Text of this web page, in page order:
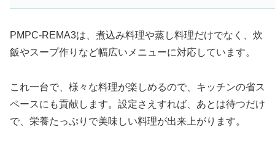
PMPC-REMA3は、煮込み料理や蒸し料理だけでなく、炊
飯やスープ作りなど幅広いメニューに対応しています。
これ一台で、様々な料理が楽しめるので、キッチンの省ス
ペースにも貢献します。設定さえすれば、あとは待つだけ
で、栄養たっぷりで美味しい料理が出来上がります。